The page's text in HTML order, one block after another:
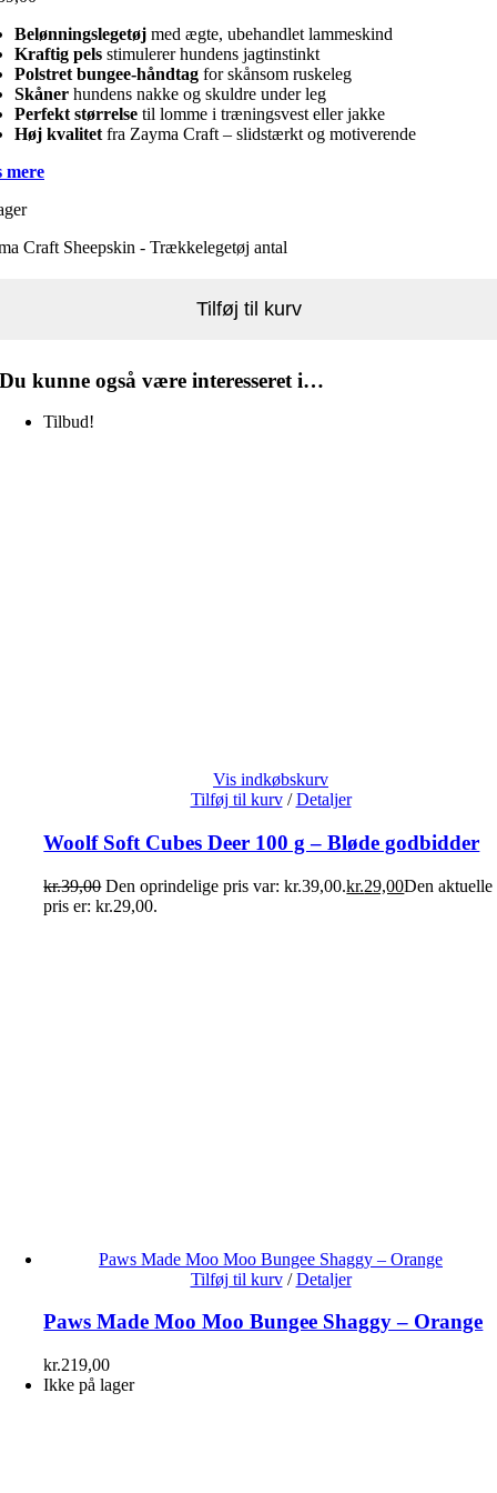
Belønningslegetøj med ægte, ubehandlet lammeskind
Kraftig pels stimulerer hundens jagtinstinkt
Polstret bungee-håndtag for skånsom ruskeleg
Skåner hundens nakke og skuldre under leg
Perfekt størrelse til lomme i træningsvest eller jakke
Høj kvalitet fra Zayma Craft – slidstærkt og motiverende
mere
Craft Sheepskin - Trækkelegetøj antal
Tilføj til kurv
Du kunne også være interesseret i…
Tilbud!
Vis indkøbskurv
Tilføj til kurv / Detaljer
Woolf Soft Cubes Deer 100 g – Bløde godbidder
kr.39,00 Den oprindelige pris var: kr.39,00.kr.29,00Den aktuelle
pris er: kr.29,00.
Paws Made Moo Moo Bungee Shaggy – Orange
Tilføj til kurv / Detaljer
Paws Made Moo Moo Bungee Shaggy – Orange
kr.219,00
Ikke på lager